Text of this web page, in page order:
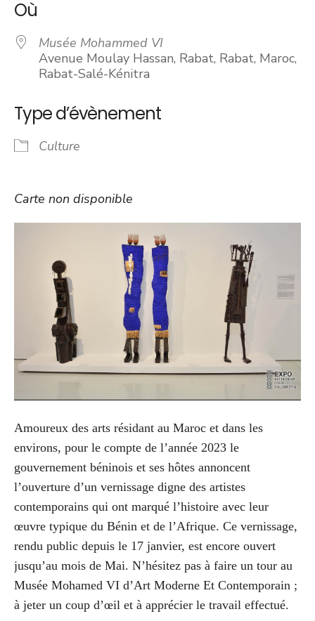
Où
Musée Mohammed VI
Avenue Moulay Hassan, Rabat, Rabat, Maroc,
Rabat-Salé-Kénitra
Type d’évènement
Culture
Carte non disponible
Amoureux des arts résidant au Maroc et dans les
environs, pour le compte de l’année 2023 le
gouvernement béninois et ses hôtes annoncent
l’ouverture d’un vernissage digne des artistes
contemporains qui ont marqué l’histoire avec leur
œuvre typique du Bénin et de l’Afrique. Ce vernissage,
rendu public depuis le 17 janvier, est encore ouvert
jusqu’au mois de Mai. N’hésitez pas à faire un tour au
Musée Mohamed VI d’Art Moderne Et Contemporain ;
à jeter un coup d’œil et à apprécier le travail effectué.